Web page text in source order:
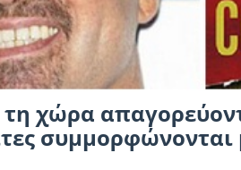
χώρα
συμμορφώνονται